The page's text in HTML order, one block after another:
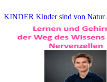
KINDER Kinder sind von Natur